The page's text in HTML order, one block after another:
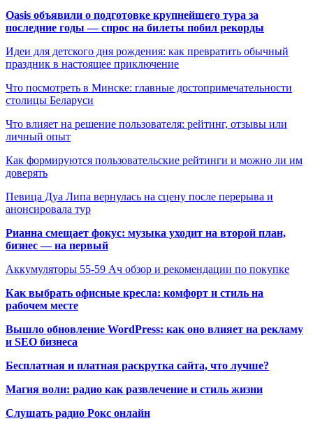
Oasis объявили о подготовке крупнейшего тура за
последние годы — спрос на билеты побил рекорды
Идеи для детского дня рождения: как превратить обычный
праздник в настоящее приключение
Что посмотреть в Минске: главные достопримечательности
столицы Беларуси
Что влияет на решение пользователя: рейтинг, отзывы или
личный опыт
Как формируются пользовательские рейтинги и можно ли им
доверять
Певица Дуа Липа вернулась на сцену после перерыва и
анонсировала тур
Рианна смещает фокус: музыка уходит на второй план,
бизнес — на первый
Аккумуляторы 55-59 Ач обзор и рекомендации по покупке
Как выбрать офисные кресла: комфорт и стиль на
рабочем месте
Вышло обновление WordPress: как оно влияет на рекламу
и SEO бизнеса
Бесплатная и платная раскрутка сайта, что лучше?
Магия волн: радио как развлечение и стиль жизни
Слушать радио Рокс онлайн